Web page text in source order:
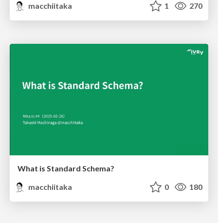
macchiitaka
1 270
What is Standard Schema?
macchiitaka
0 180